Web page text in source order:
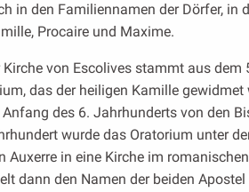
in den Familiennamen der Dörfer, in
Procaire und Maxime.
von Escolives stammt aus dem
das der heiligen Kamille gewidmet
des 6. Jahrhunderts von den
wurde das Oratorium unter
Auxerre in eine Kirche im
dann den Namen der beiden